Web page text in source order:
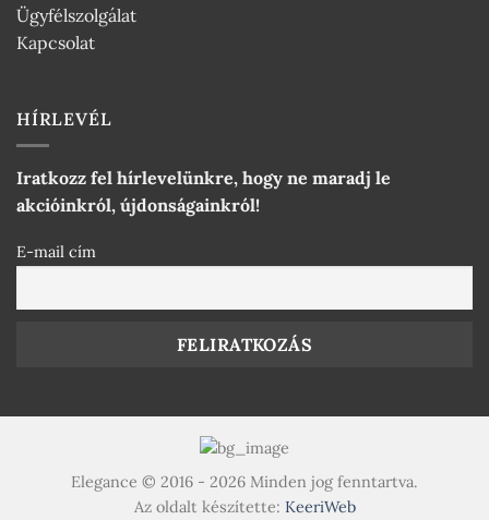
Ügyfélszolgálat
Kapcsolat
HÍRLEVÉL
Iratkozz fel hírlevelünkre, hogy ne maradj le
akcióinkról, újdonságainkról!
E-mail cím
Elegance © 2016 - 2026 Minden jog fenntartva.
Az oldalt készítette: KeeriWeb